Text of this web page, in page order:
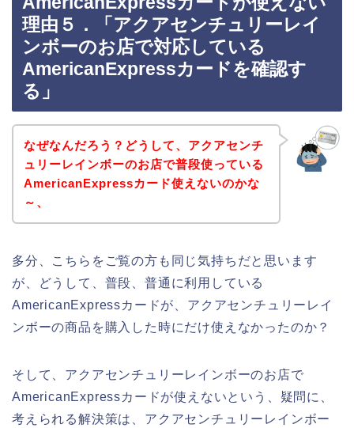
理由５．「アクアセンチュリーレイ
ンボーのお店で対応している
AmericanExpressカードを確認す
る」
なぜなんだろう？どうして、アクアセンチ
ュリーレインボーのお店で普段使っている
AmericanExpressカード使えないのかな
～、
多分、こちらをご覧の方も同じ気持ちだと思います
が、どうして、普段、普通に利用している
AmericanExpressカードが、アクアセンチュリーレイ
ンボーの商品を購入した時にだけ使えなかったのか？
そして、アクアセンチュリーレインボーのお店で
AmericanExpressカードが使えないという、疑問に、
考えられる解決策は、アクアセンチュリーレインボー